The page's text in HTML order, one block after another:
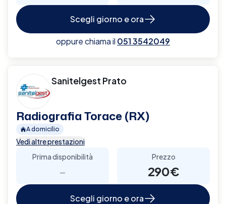
Scegli giorno e ora
oppure chiama il 051 3542049
Sanitelgest Prato
Radiografia Torace (RX)
A domicilio
Vedi altre prestazioni
Prima disponibilità
-
Prezzo
290€
Scegli giorno e ora